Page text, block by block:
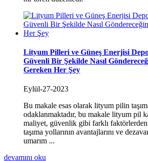
Lityum Pilleri ve Güneş Enerjisi
Güvenli Bir Şekilde Nasıl
Gereken Her Şey
Eylül-27-2023
Bu makale esas olarak lityum pilin
odaklanmaktadır, bu makale lityum pil
maliyet, güvenlik gibi farklı faktörlerden
taşıma yollarının avantajlarını ve
umarım ...
devamını oku